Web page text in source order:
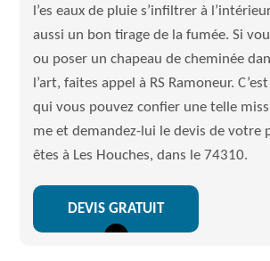
l’es eaux de pluie s’infiltrer à
aussi un bon tirage de la fumée. Si
ou poser un chapeau de cheminée
l’art, faites appel à RS Ramoneur.
qui vous pouvez confier une telle
me et demandez-lui le devis de votre
êtes à Les Houches, dans le 74310.
DEVIS GRATUIT